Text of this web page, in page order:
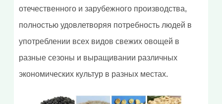
отечественного и зарубежного производства,
полностью удовлетворяя потребность людей в
употреблении всех видов свежих овощей в
разные сезоны и выращивании различных
экономических культур в разных местах.